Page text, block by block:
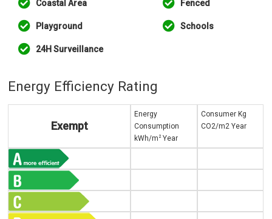
Coastal Area Fenced
Playground Schools
24H Surveillance
Energy Efficiency Rating
Exempt
Energy
Consumption
kWh/m 2Year
Consumer Kg
CO2/m2 Year